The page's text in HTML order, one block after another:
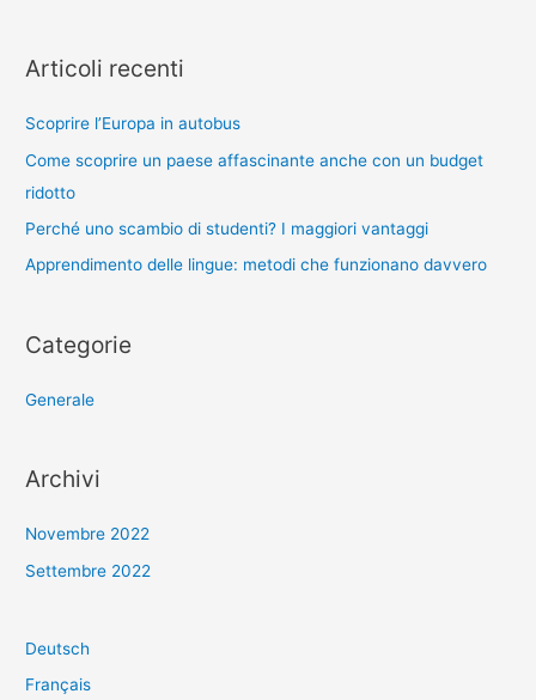
Articoli recenti
Scoprire l’Europa in autobus
Come scoprire un paese affascinante anche con un budget
ridotto
Perché uno scambio di studenti? I maggiori vantaggi
Apprendimento delle lingue: metodi che funzionano davvero
Categorie
Generale
Archivi
Novembre 2022
Settembre 2022
Deutsch
Français